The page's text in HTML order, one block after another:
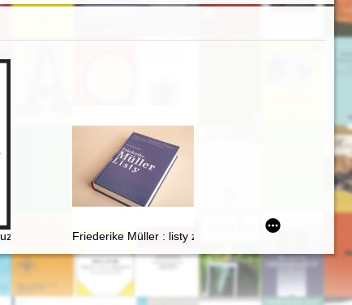
działań etnograficznych, folklorystycznych i
kul'tura L'vova vtoroj poloviny XIX veka (Karol' Mikuli -
Friederike Müller : listy z Paryża 1839-1845 :